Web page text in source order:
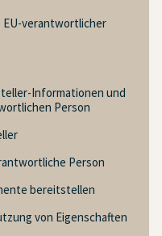
EU-verantwortlicher
Informationen und
Person
Person
bereitstellen
von Eigenschaften